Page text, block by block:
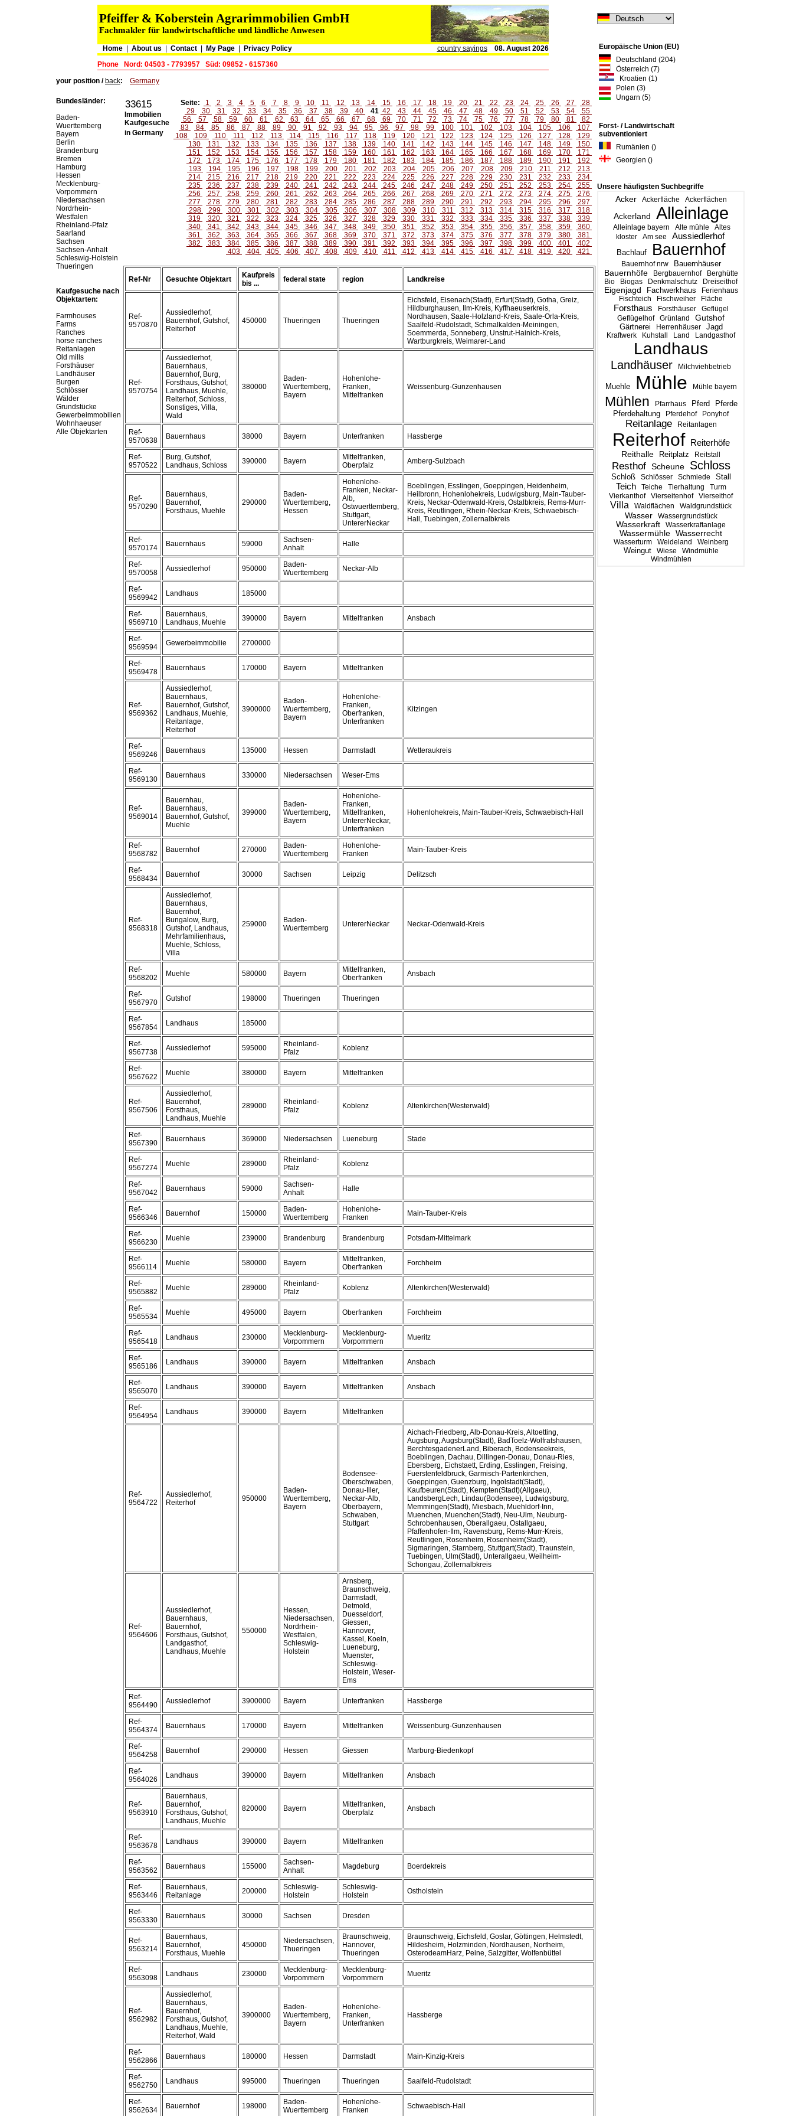
Pfeiffer & Koberstein Agrarimmobilien GmbH
Fachmakler für landwirtschaftliche und ländliche Anwesen
Home| About us Contact| My Page Privacy Policy country sayings
08. August 2026
Phone
Nord: 04503 - 7793957 Süd: 09852 - 6157360
Europäische Union (EU)
Deutschland (204)
Österreich (7)
Kroatien (1)
Polen (3)
Ungarn (5)
Forst- / Landwirtschaft
subventioniert
Rumänien ()
Georgien ()
Unsere häufigsten Suchbegriffe
Acker Ackerfläche Ackerflächen
Ackerland Alleinlage
Alleinlage bayern Alte mühle
Altes
kloster
Am see Aussiedlerhof
Bachlauf Bauernhof
Bauernhof nrw Bauernhäuser
Bauernhöfe Bergbauernhof
Berghütte
Bio
Biogas Denkmalschutz Dreiseithof
Eigenjagd Fachwerkhaus
Ferienhaus
Fischteich
Fischweiher Fläche
Forsthaus Forsthäuser
Geflügel
Geflügelhof
Grünland
Gutshof
Gärtnerei
Herrenhäuser Jagd
Kraftwerk Kuhstall Land Landgasthof
Landhaus
Landhäuser Milchviehbetrieb
Muehle Mühle Mühle bayern
Mühlen Pfarrhaus Pferd Pferde
Pferdehaltung Pferdehof Ponyhof
Reitanlage Reitanlagen
Reiterhof Reiterhöfe
Reithalle Reitplatz Reitstall
Resthof Scheune Schloss
Schloß Schlösser Schmiede Stall
Teich Teiche Tierhaltung
Turm
Vierkanthof
Vierseitenhof Vierseithof
Villa Waldflächen Waldgrundstück
Wasser Wassergrundstück
Wasserkraft Wasserkraftanlage
Wassermühle Wasserrecht
Wasserturm Weideland Weinberg
Weingut Wiese
Windmühle
Windmühlen
your position / back: Germany
Bundesländer:
Baden-
Wuerttemberg
Bayern
Berlin
Brandenburg
Bremen
Hamburg
Hessen
Mecklenburg-
Vorpommern
Niedersachsen
Nordrhein-
Westfalen
Rheinland-Pfalz
Saarland
Sachsen
Sachsen-Anhalt
Schleswig-Holstein
Thueringen
Kaufgesuche nach
Objektarten:
Farmhouses
Farms
Ranches
horse ranches
Reitanlagen
Old mills
Forsthäuser
Landhäuser
Burgen
Schlösser
Wälder
Grundstücke
Gewerbeimmobilien
Wohnhaeuser
Alle Objektarten
33615
Immobilien
Kaufgesuche
in Germany
Seite: 1 2 3 4 5 6 7 8 9 10 11 12 13 14 15 16 17 18 19 20 21 22 23 24 25 26 27
28
29
30 31 32 33 34 35 36 37 38 39 40 41 42 43 44 45 46 47 48 49 50 51 52 53 54
55
56
57 58 59 60 61 62 63 64 65 66 67 68 69 70 71 72 73 74 75 76 77 78 79 80 81
82
83
84 85 86 87 88 89 90 91 92 93 94 95 96 97 98 99 100 101 102 103 104 105 106
107
108
109 110 111 112 113 114 115 116 117 118 119 120 121 122 123 124 125 126 127 128
129
130
131 132 133 134 135 136 137 138 139 140 141 142 143 144 145 146 147 148 149
150
151
152 153 154 155 156 157 158 159 160 161 162 163 164 165 166 167 168 169 170
171
172
173 174 175 176 177 178 179 180 181 182 183 184 185 186 187 188 189 190 191
192
193
194 195 196 197 198 199 200 201 202 203 204 205 206 207 208 209 210 211 212
213
214
215 216 217 218 219 220 221 222 223 224 225 226 227 228 229 230 231 232 233
234
235
236 237 238 239 240 241 242 243 244 245 246 247 248 249 250 251 252 253 254
255
256
257 258 259 260 261 262 263 264 265 266 267 268 269 270 271 272 273 274 275
276
277
278 279 280 281 282 283 284 285 286 287 288 289 290 291 292 293 294 295 296
297
298
299 300 301 302 303 304 305 306 307 308 309 310 311 312 313 314 315 316 317
318
319
320 321 322 323 324 325 326 327 328 329 330 331 332 333 334 335 336 337 338
339
340
341 342 343 344 345 346 347 348 349 350 351 352 353 354 355 356 357 358 359
360
361
362 363 364 365 366 367 368 369 370 371 372 373 374 375 376 377 378 379 380
381
382
383 384 385 386 387 388 389 390 391 392 393 394 395 396 397 398 399 400 401
402
403
404 405 406 407 408 409 410 411 412 413 414 415 416 417 418 419 420 421
Ref-Nr Gesuchte Objektart
Kaufpreis
bis ...
federal state region Landkreise
Ref-
9570870
Aussiedlerhof,
Bauernhof, Gutshof,
Reiterhof
450000 Thueringen Thueringen
Eichsfeld, Eisenach(Stadt), Erfurt(Stadt), Gotha, Greiz,
Hildburghausen, Ilm-Kreis, Kyffhaeuserkreis,
Nordhausen, Saale-Holzland-Kreis, Saale-Orla-Kreis,
Saalfeld-Rudolstadt, Schmalkalden-Meiningen,
Soemmerda, Sonneberg, Unstrut-Hainich-Kreis,
Wartburgkreis, Weimarer-Land
Ref-
9570754
Aussiedlerhof,
Bauernhaus,
Bauernhof, Burg,
Forsthaus, Gutshof,
Landhaus, Muehle,
Reiterhof, Schloss,
Sonstiges, Villa,
Wald
380000
Baden-
Wuerttemberg,
Bayern
Hohenlohe-
Franken,
Mittelfranken
Weissenburg-Gunzenhausen
Ref-
9570638
Bauernhaus 38000 Bayern Unterfranken Hassberge
Ref-
9570522
Burg, Gutshof,
Landhaus, Schloss
390000 Bayern
Mittelfranken,
Oberpfalz
Amberg-Sulzbach
Ref-
9570290
Bauernhaus,
Bauernhof,
Forsthaus, Muehle
290000
Baden-
Wuerttemberg,
Hessen
Hohenlohe-
Franken, Neckar-
Alb,
Ostwuerttemberg,
Stuttgart,
UntererNeckar
Boeblingen, Esslingen, Goeppingen, Heidenheim,
Heilbronn, Hohenlohekreis, Ludwigsburg, Main-Tauber-
Kreis, Neckar-Odenwald-Kreis, Ostalbkreis, Rems-Murr-
Kreis, Reutlingen, Rhein-Neckar-Kreis, Schwaebisch-
Hall, Tuebingen, Zollernalbkreis
Ref-
9570174
Bauernhaus 59000
Sachsen-
Anhalt
Halle
Ref-
9570058
Aussiedlerhof 950000
Baden-
Wuerttemberg
Neckar-Alb
Ref-
9569942
Landhaus 185000
Ref-
9569710
Bauernhaus,
Landhaus, Muehle
390000 Bayern Mittelfranken Ansbach
Ref-
9569594
Gewerbeimmobilie 2700000
Ref-
9569478
Bauernhaus 170000 Bayern Mittelfranken
Ref-
9569362
Aussiedlerhof,
Bauernhaus,
Bauernhof, Gutshof,
Landhaus, Muehle,
Reitanlage,
Reiterhof
3900000
Baden-
Wuerttemberg,
Bayern
Hohenlohe-
Franken,
Oberfranken,
Unterfranken
Kitzingen
Ref-
9569246
Bauernhaus 135000 Hessen Darmstadt Wetteraukreis
Ref-
9569130
Bauernhaus 330000 Niedersachsen Weser-Ems
Ref-
9569014
Bauernhau,
Bauernhaus,
Bauernhof, Gutshof,
Muehle
399000
Baden-
Wuerttemberg,
Bayern
Hohenlohe-
Franken,
Mittelfranken,
UntererNeckar,
Unterfranken
Hohenlohekreis, Main-Tauber-Kreis, Schwaebisch-Hall
Ref-
9568782
Bauernhof 270000
Baden-
Wuerttemberg
Hohenlohe-
Franken
Main-Tauber-Kreis
Ref-
9568434
Bauernhof 30000 Sachsen Leipzig Delitzsch
Ref-
9568318
Aussiedlerhof,
Bauernhaus,
Bauernhof,
Bungalow, Burg,
Gutshof, Landhaus,
Mehrfamilienhaus,
Muehle, Schloss,
Villa
259000
Baden-
Wuerttemberg
UntererNeckar Neckar-Odenwald-Kreis
Ref-
9568202
Muehle 580000 Bayern
Mittelfranken,
Oberfranken
Ansbach
Ref-
9567970
Gutshof 198000 Thueringen Thueringen
Ref-
9567854
Landhaus 185000
Ref-
9567738
Aussiedlerhof 595000
Rheinland-
Pfalz
Koblenz
Ref-
9567622
Muehle 380000 Bayern Mittelfranken
Ref-
9567506
Aussiedlerhof,
Bauernhof,
Forsthaus,
Landhaus, Muehle
289000
Rheinland-
Pfalz
Koblenz Altenkirchen(Westerwald)
Ref-
9567390
Bauernhaus 369000 Niedersachsen Lueneburg Stade
Ref-
9567274
Muehle 289000
Rheinland-
Pfalz
Koblenz
Ref-
9567042
Bauernhaus 59000
Sachsen-
Anhalt
Halle
Ref-
9566346
Bauernhof 150000
Baden-
Wuerttemberg
Hohenlohe-
Franken
Main-Tauber-Kreis
Ref-
9566230
Muehle 239000 Brandenburg Brandenburg Potsdam-Mittelmark
Ref-
9566114
Muehle 580000 Bayern
Mittelfranken,
Oberfranken
Forchheim
Ref-
9565882
Muehle 289000
Rheinland-
Pfalz
Koblenz Altenkirchen(Westerwald)
Ref-
9565534
Muehle 495000 Bayern Oberfranken Forchheim
Ref-
9565418
Landhaus 230000
Mecklenburg-
Vorpommern
Mecklenburg-
Vorpommern
Mueritz
Ref-
9565186
Landhaus 390000 Bayern Mittelfranken Ansbach
Ref-
9565070
Landhaus 390000 Bayern Mittelfranken Ansbach
Ref-
9564954
Landhaus 390000 Bayern Mittelfranken
Ref-
9564722
Aussiedlerhof,
Reiterhof
950000
Baden-
Wuerttemberg,
Bayern
Bodensee-
Oberschwaben,
Donau-Iller,
Neckar-Alb,
Oberbayern,
Schwaben,
Stuttgart
Aichach-Friedberg, Alb-Donau-Kreis, Altoetting,
Augsburg, Augsburg(Stadt), BadToelz-Wolfratshausen,
BerchtesgadenerLand, Biberach, Bodenseekreis,
Boeblingen, Dachau, Dillingen-Donau, Donau-Ries,
Ebersberg, Eichstaett, Erding, Esslingen, Freising,
Fuerstenfeldbruck, Garmisch-Partenkirchen,
Goeppingen, Guenzburg, Ingolstadt(Stadt),
Kaufbeuren(Stadt), Kempten(Stadt)(Allgaeu),
LandsbergLech, Lindau(Bodensee), Ludwigsburg,
Memmingen(Stadt), Miesbach, Muehldorf-Inn,
Muenchen, Muenchen(Stadt), Neu-Ulm, Neuburg-
Schrobenhausen, Oberallgaeu, Ostallgaeu,
Pfaffenhofen-Ilm, Ravensburg, Rems-Murr-Kreis,
Reutlingen, Rosenheim, Rosenheim(Stadt),
Sigmaringen, Starnberg, Stuttgart(Stadt), Traunstein,
Tuebingen, Ulm(Stadt), Unterallgaeu, Weilheim-
Schongau, Zollernalbkreis
Ref-
9564606
Aussiedlerhof,
Bauernhaus,
Bauernhof,
Forsthaus, Gutshof,
Landgasthof,
Landhaus, Muehle
550000
Hessen,
Niedersachsen,
Nordrhein-
Westfalen,
Schleswig-
Holstein
Arnsberg,
Braunschweig,
Darmstadt,
Detmold,
Duesseldorf,
Giessen,
Hannover,
Kassel, Koeln,
Lueneburg,
Muenster,
Schleswig-
Holstein, Weser-
Ems
Ref-
9564490
Aussiedlerhof 3900000 Bayern Unterfranken Hassberge
Ref-
9564374
Bauernhaus 170000 Bayern Mittelfranken Weissenburg-Gunzenhausen
Ref-
9564258
Bauernhof 290000 Hessen Giessen Marburg-Biedenkopf
Ref-
9564026
Landhaus 390000 Bayern Mittelfranken Ansbach
Ref-
9563910
Bauernhaus,
Bauernhof,
Forsthaus, Gutshof,
Landhaus, Muehle
820000 Bayern
Mittelfranken,
Oberpfalz
Ansbach
Ref-
9563678
Landhaus 390000 Bayern Mittelfranken
Ref-
9563562
Bauernhaus 155000
Sachsen-
Anhalt
Magdeburg Boerdekreis
Ref-
9563446
Bauernhaus,
Reitanlage
200000
Schleswig-
Holstein
Schleswig-
Holstein
Ostholstein
Ref-
9563330
Bauernhaus 30000 Sachsen Dresden
Ref-
9563214
Bauernhaus,
Bauernhof,
Forsthaus, Muehle
450000
Niedersachsen,
Thueringen
Braunschweig,
Hannover,
Thueringen
Braunschweig, Eichsfeld, Goslar, Göttingen, Helmstedt,
Hildesheim, Holzminden, Nordhausen, Northeim,
OsterodeamHarz, Peine, Salzgitter, Wolfenbüttel
Ref-
9563098
Landhaus 230000
Mecklenburg-
Vorpommern
Mecklenburg-
Vorpommern
Mueritz
Ref-
9562982
Aussiedlerhof,
Bauernhaus,
Bauernhof,
Forsthaus, Gutshof,
Landhaus, Muehle,
Reiterhof, Wald
3900000
Baden-
Wuerttemberg,
Bayern
Hohenlohe-
Franken,
Unterfranken
Hassberge
Ref-
9562866
Bauernhaus 180000 Hessen Darmstadt Main-Kinzig-Kreis
Ref-
9562750
Landhaus 995000 Thueringen Thueringen Saalfeld-Rudolstadt
Ref-
9562634
Bauernhof 198000
Baden-
Wuerttemberg
Hohenlohe-
Franken
Schwaebisch-Hall